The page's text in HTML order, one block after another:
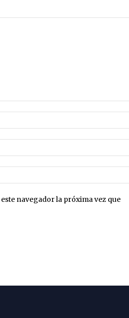
navegador la próxima vez que